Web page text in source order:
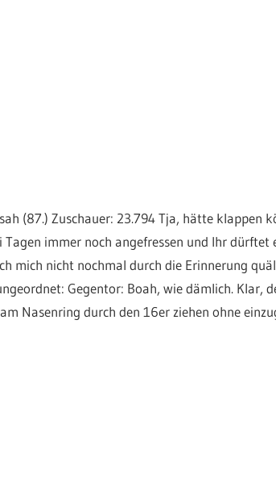
(87.) Zuschauer: 23.794 Tja, hätte klappen
immer noch angefressen und Ihr dürftet
mich nicht nochmal durch die Erinnerung
Gegentor: Boah, wie dämlich. Klar,
Nasenring durch den 16er ziehen ohne